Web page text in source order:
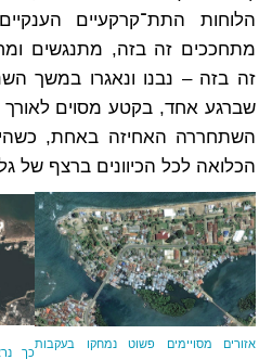
הלוחות התת־קרקעיים
מתחככים זה בזה, מתנגשים
זה בזה – נבנו ונאגרו במשך
שברגע אחד, בקטע מסוים לאורך
השתחררה האחיזה באחת,
הכלואה לכל הכיוונים ברצף של
אזורים מסויימים פשוט נמחקו בעקבות